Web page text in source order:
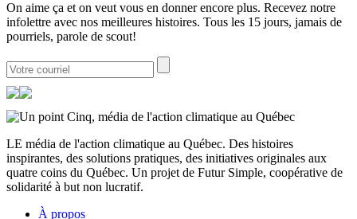
On aime ça et on veut vous en donner encore plus. Recevez notre
infolettre avec nos meilleures histoires. Tous les 15 jours, jamais de
pourriels, parole de scout!
LE média de l'action climatique au Québec. Des histoires
inspirantes, des solutions pratiques, des initiatives originales aux
quatre coins du Québec. Un projet de Futur Simple, coopérative de
solidarité à but non lucratif.
À propos